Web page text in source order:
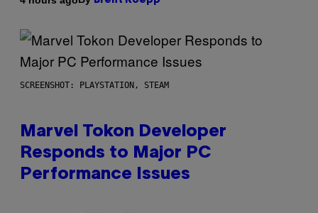
SCREENSHOT: PLAYSTATION, STEAM
Marvel Tokon Developer
Responds to Major PC
Performance Issues